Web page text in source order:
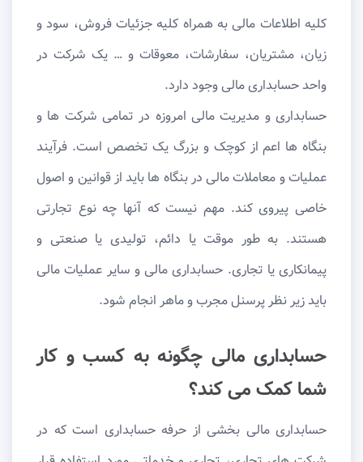
کلیه اطلاعات مالی به همراه کلیه جزئیات فروش، سود و
زیان، مشتریان، سفارشات، معوقات و … یک شرکت در
واحد حسابداری مالی وجود دارد.
حسابداری و مدیریت مالی امروزه در تمامی شرکت ها و
بنگاه ها اعم از کوچک و بزرگ یک تخصص است. فرآیند
عملیات و معاملات مالی در بنگاه ها باید از قوانین و اصول
خاصی پیروی کند. مهم نیست که آنها چه نوع تجارتی
هستند. به طور موقت یا دائم، تولیدی یا صنعتی و
پیمانکاری یا تجاری. حسابداری مالی و سایر عملیات مالی
باید زیر نظر پرسنل مجرب و ماهر انجام شود.
حسابداری مالی چگونه به کسب و کار
شما کمک می کند؟
حسابداری مالی بخشی از حرفه حسابداری است که در